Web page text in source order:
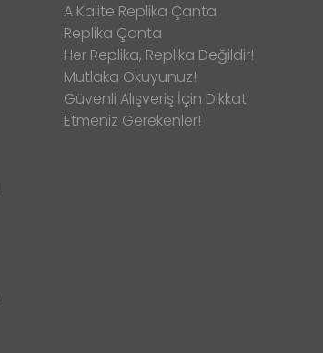
A Kalite Replika Çanta
Replika Çanta
Her Replika, Replika Değildir!
Mutlaka Okuyunuz!
Güvenli Alışveriş İçin Dikkat
Etmeniz Gerekenler!